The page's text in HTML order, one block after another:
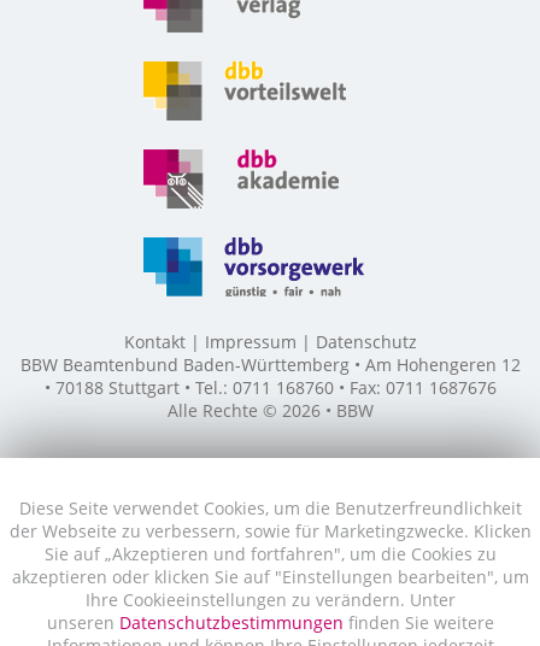
Diese Seite verwendet Cookies, um die Benutzerfreundlichkeit
der Webseite zu verbessern, sowie für Marketingzwecke. Klicken
Sie auf „Akzeptieren und fortfahren", um die Cookies zu
akzeptieren oder klicken Sie auf "Einstellungen bearbeiten", um
Ihre Cookieeinstellungen zu verändern. Unter
unseren Datenschutzbestimmungen finden Sie weitere
Kontakt Impressum
Datenschutz
BBW Beamtenbund Baden-Württemberg • Am Hohengeren 12
• 70188 Stuttgart • Tel.: 0711 168760 • Fax: 0711 1687676
Alle Rechte © 2026 • BBW